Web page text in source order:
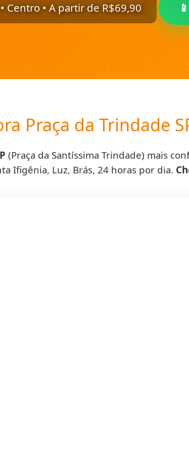
Centro • A partir de R$69,90
Praça da Trindade
(Praça da Santíssima Trindade) mais
Ifigênia, Luz, Brás, 24 horas por dia.